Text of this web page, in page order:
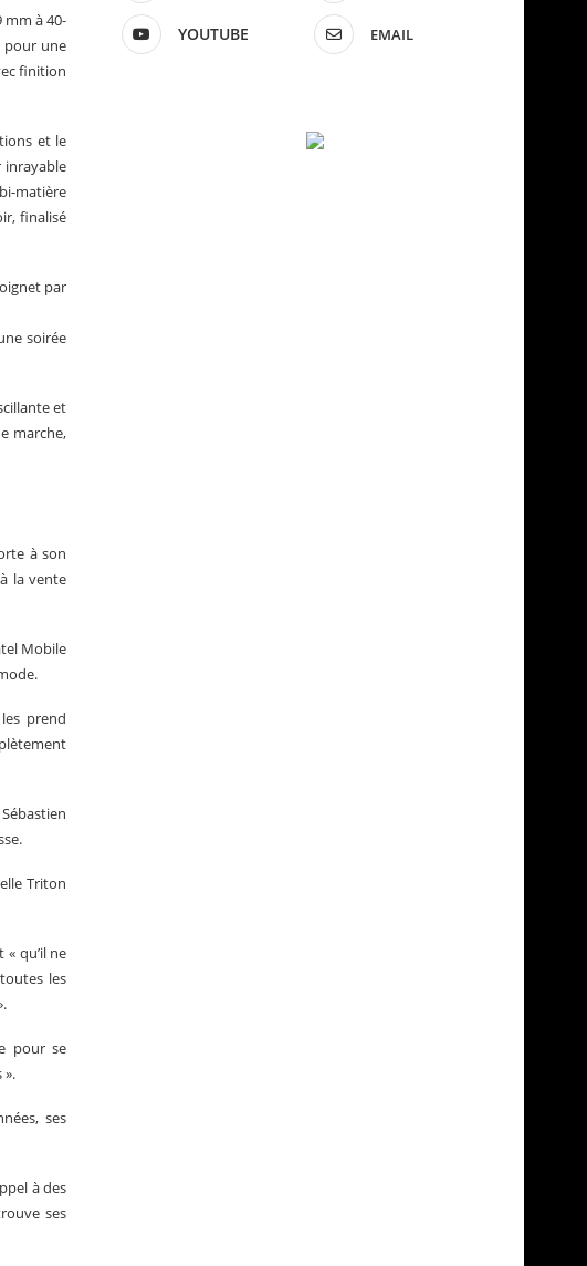
mm à 40-
pour une
finition
et le
inrayable
matière
finalisé
par
soirée
et
marche,
à son
la vente
Mobile
prend
Triton
qu’il ne
les
pour se
ses
à des
ses
YOUTUBE EMAIL